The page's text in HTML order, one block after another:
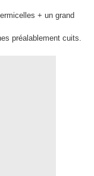
+ un grand
préalablement cuits.